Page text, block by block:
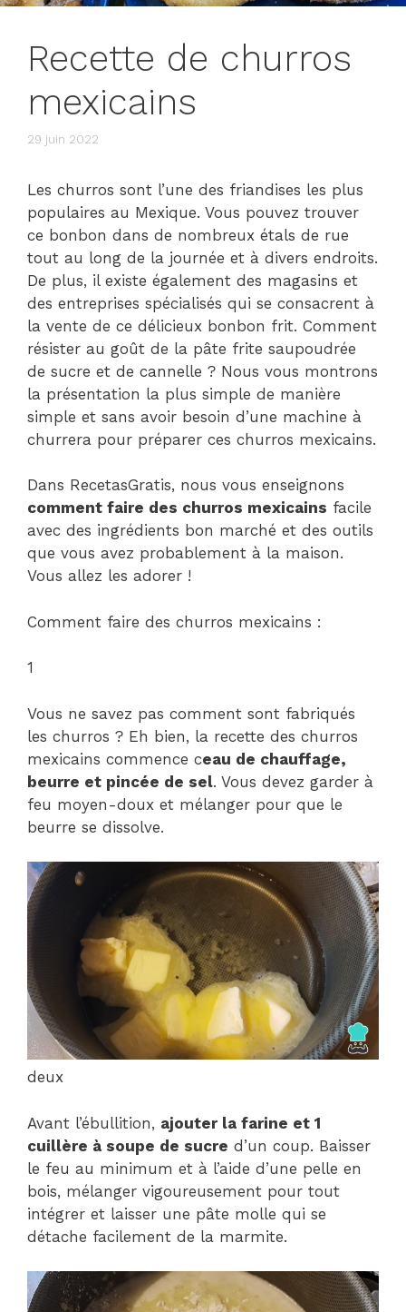
Recette de churros
mexicains
29 juin 2022
Les churros sont l’une des friandises les plus
populaires au Mexique. Vous pouvez trouver
ce bonbon dans de nombreux étals de rue
tout au long de la journée et à divers endroits.
De plus, il existe également des magasins et
des entreprises spécialisés qui se consacrent à
la vente de ce délicieux bonbon frit. Comment
résister au goût de la pâte frite saupoudrée
de sucre et de cannelle ? Nous vous montrons
la présentation la plus simple de manière
simple et sans avoir besoin d’une machine à
churrera pour préparer ces churros mexicains.
Dans RecetasGratis, nous vous enseignons
comment faire des churros mexicains facile
avec des ingrédients bon marché et des outils
que vous avez probablement à la maison.
Vous allez les adorer !
Comment faire des churros mexicains :
1
Vous ne savez pas comment sont fabriqués
les churros ? Eh bien, la recette des churros
mexicains commence ceau de chauffage,
beurre et pincée de sel. Vous devez garder à
feu moyen-doux et mélanger pour que le
beurre se dissolve.
deux
Avant l’ébullition, ajouter la farine et 1
cuillère à soupe de sucre d’un coup. Baisser
le feu au minimum et à l’aide d’une pelle en
bois, mélanger vigoureusement pour tout
intégrer et laisser une pâte molle qui se
détache facilement de la marmite.